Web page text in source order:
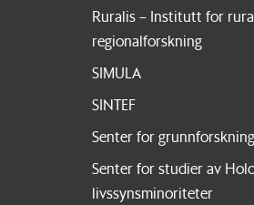
Ruralis – Institutt for
regionalforskning
SIMULA
SINTEF
Senter for
Senter for studier av
livssynsminoriteter